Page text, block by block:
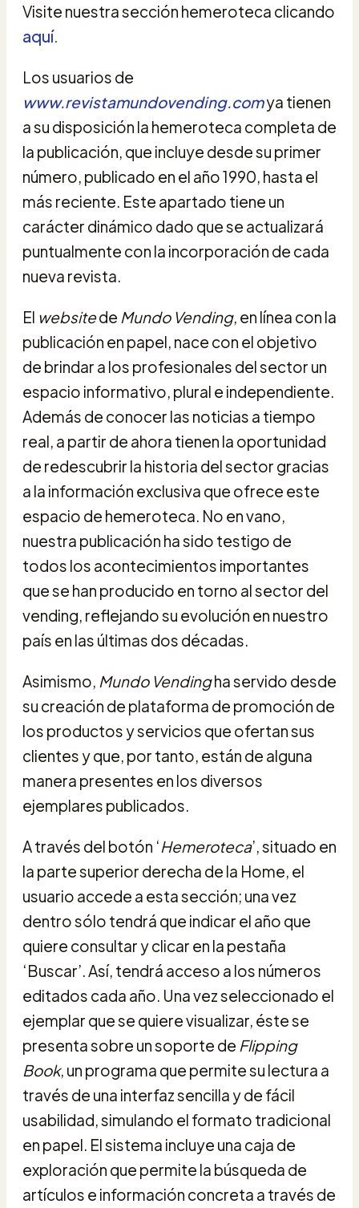
Visite nuestra sección hemeroteca clicando
aquí.
Los usuarios de
www.revistamundovending.comya tienen
a su disposición la hemeroteca completa de
la publicación, que incluye desde su primer
número, publicado en el año 1990, hasta el
más reciente. Este apartado tiene un
carácter dinámico dado que se actualizará
puntualmente con la incorporación de cada
nueva revista.
El websitede Mundo Vending, en línea con la
publicación en papel, nace con el objetivo
de brindar a los profesionales del sector un
espacio informativo, plural e independiente.
Además de conocer las noticias a tiempo
real, a partir de ahora tienen la oportunidad
de redescubrir la historia del sector gracias
a la información exclusiva que ofrece este
espacio de hemeroteca. No en vano,
nuestra publicación ha sido testigo de
todos los acontecimientos importantes
que se han producido en torno al sector del
vending, reflejando su evolución en nuestro
país en las últimas dos décadas.
Asimismo, Mundo Vendingha servido desde
su creación de plataforma de promoción de
los productos y servicios que ofertan sus
clientes y que, por tanto, están de alguna
manera presentes en los diversos
ejemplares publicados.
A través del botón ‘Hemeroteca’, situado en
la parte superior derecha de la Home, el
usuario accede a esta sección; una vez
dentro sólo tendrá que indicar el año que
quiere consultar y clicar en la pestaña
‘Buscar’. Así, tendrá acceso a los números
editados cada año. Una vez seleccionado el
ejemplar que se quiere visualizar, éste se
presenta sobre un soporte de Flipping
Book, un programa que permite su lectura a
través de una interfaz sencilla y de fácil
usabilidad, simulando el formato tradicional
en papel. El sistema incluye una caja de
exploración que permite la búsqueda de
artículos e información concreta a través de